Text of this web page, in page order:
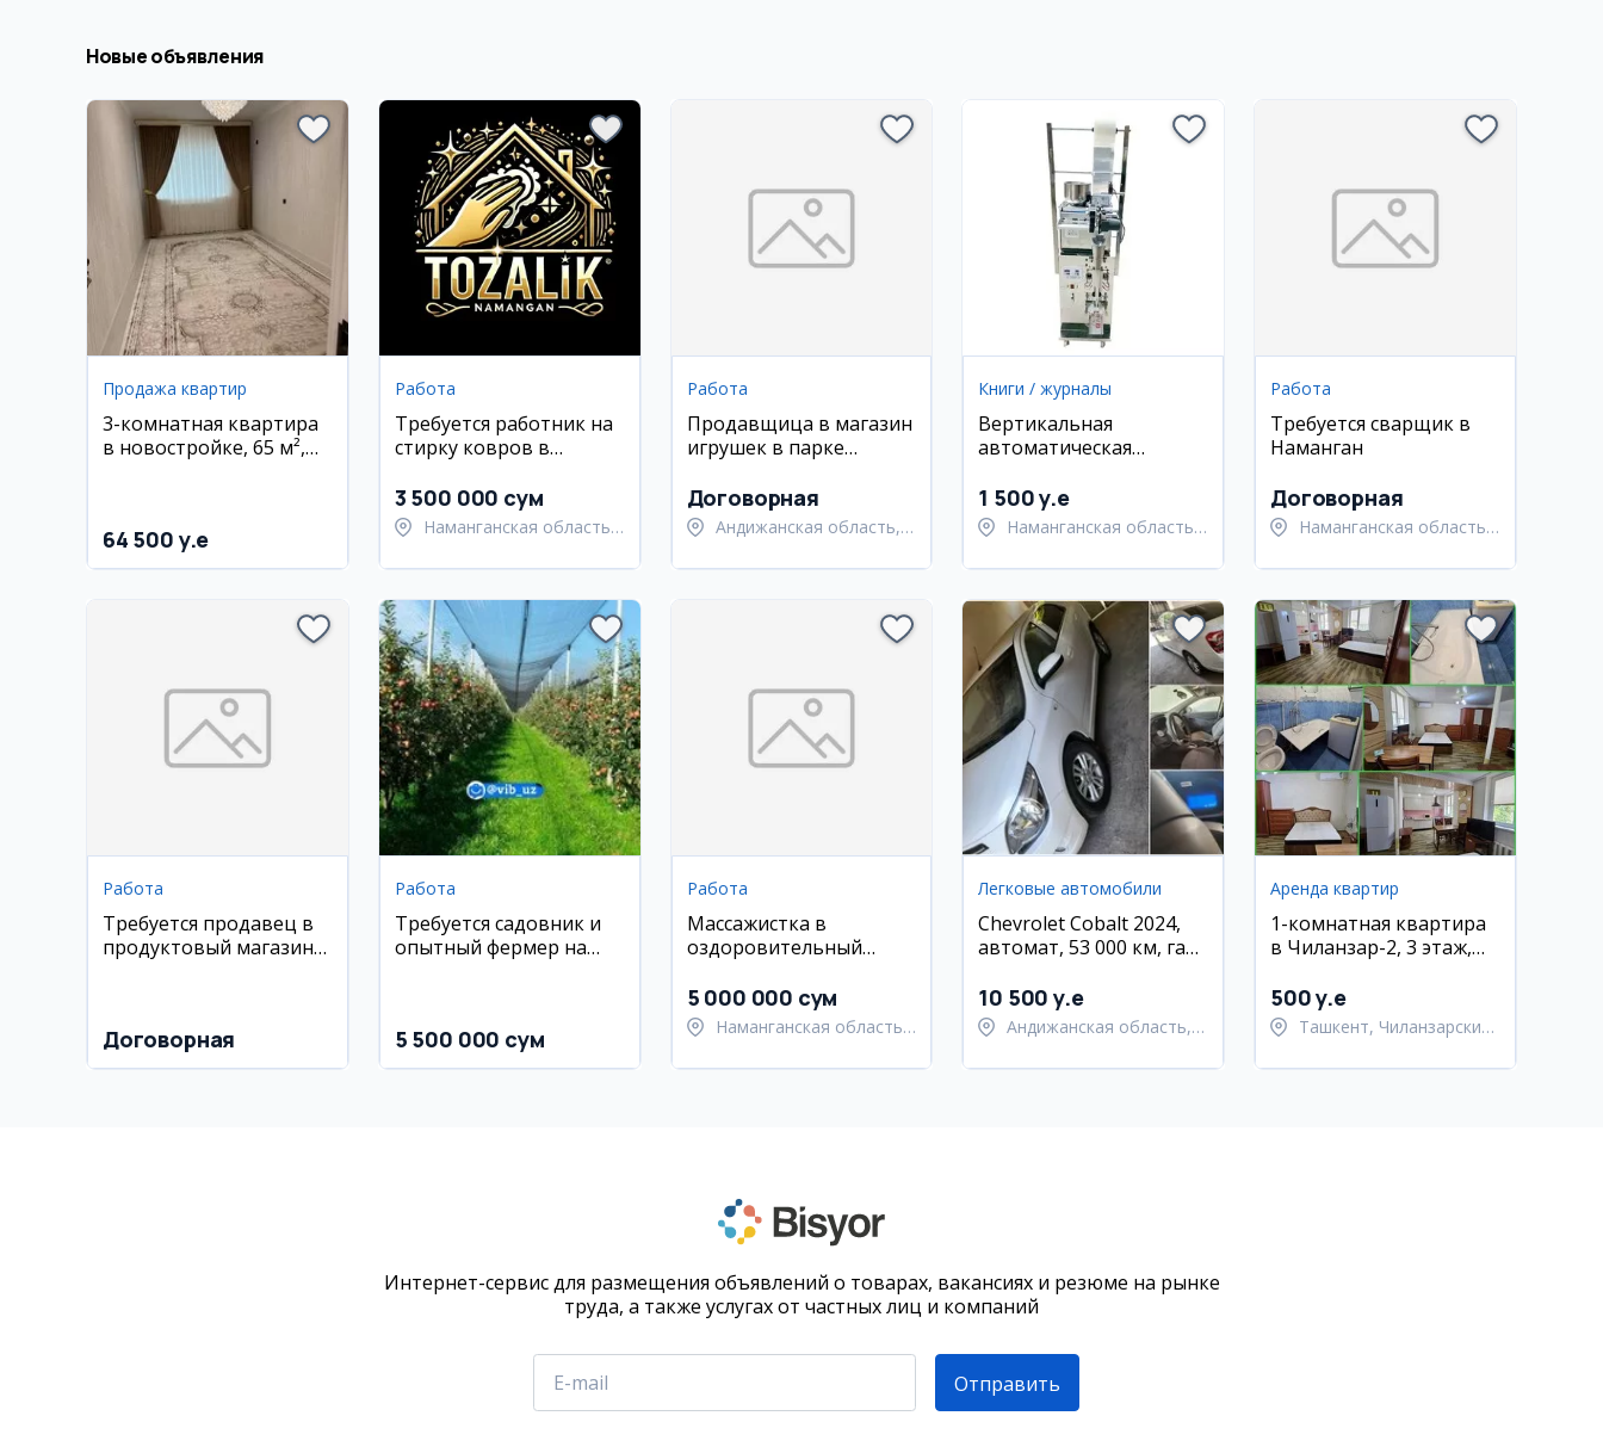
Новые объявления
Продажа квартир
3-комнатная квартира
в новостройке, 65 м²,
64 500 y.e
Работа
Требуется работник на
стирку ковров в
3 500 000 сум
Наманганская область,
Работа
Продавщица в магазин
игрушек в парке
Договорная
Андижанская область,
Книги / журналы
Вертикальная
автоматическая
1 500 y.e
Наманганская область,
Работа
Требуется сварщик в
Наманган
Договорная
Наманганская область,
Работа
Требуется продавец в
продуктовый магазин
Договорная
Работа
Требуется садовник и
опытный фермер на
5 500 000 сум
Работа
Массажистка в
оздоровительный
5 000 000 сум
Наманганская область,
Легковые автомобили
Chevrolet Cobalt 2024,
автомат, 53 000 км, газ/
10 500 y.e
Андижанская область,
Аренда квартир
1-комнатная квартира
в Чиланзар-2, 3 этаж,
и техника
500 y.e
Ташкент, Чиланзарский
Интернет-сервис для размещения объявлений о товарах, вакансиях и резюме на рынке
труда, а также услугах от частных лиц и компаний
Отправить